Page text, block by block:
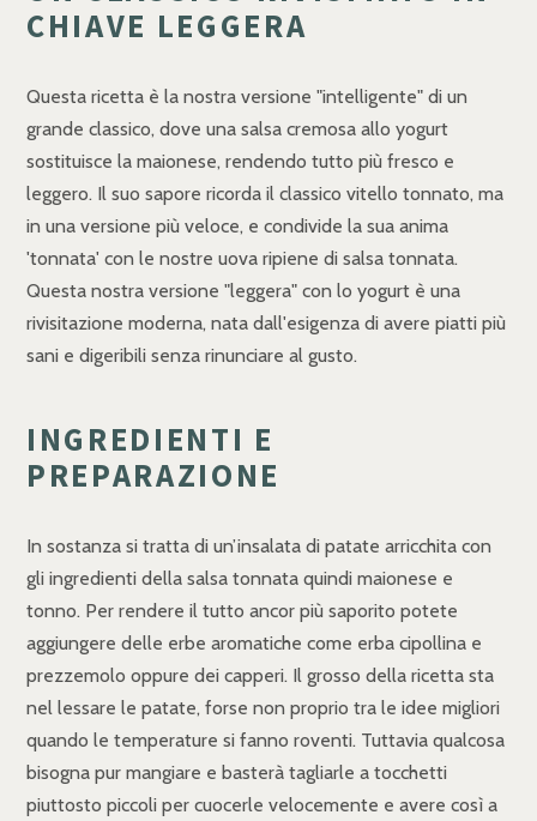
CHIAVE LEGGERA
Questa ricetta è la nostra versione "intelligente" di un
grande classico, dove una salsa cremosa allo yogurt
sostituisce la maionese, rendendo tutto più fresco e
leggero. Il suo sapore ricorda il classico vitello tonnato, ma
in una versione più veloce, e condivide la sua anima
'tonnata' con le nostre uova ripiene di salsa tonnata.
Questa nostra versione "leggera" con lo yogurt è una
rivisitazione moderna, nata dall'esigenza di avere piatti più
sani e digeribili senza rinunciare al gusto.
INGREDIENTI E
PREPARAZIONE
In sostanza si tratta di un’insalata di patate arricchita con
gli ingredienti della salsa tonnata quindi maionese e
tonno. Per rendere il tutto ancor più saporito potete
aggiungere delle erbe aromatiche come erba cipollina e
prezzemolo oppure dei capperi. Il grosso della ricetta sta
nel lessare le patate, forse non proprio tra le idee migliori
quando le temperature si fanno roventi. Tuttavia qualcosa
bisogna pur mangiare e basterà tagliarle a tocchetti
piuttosto piccoli per cuocerle velocemente e avere così a